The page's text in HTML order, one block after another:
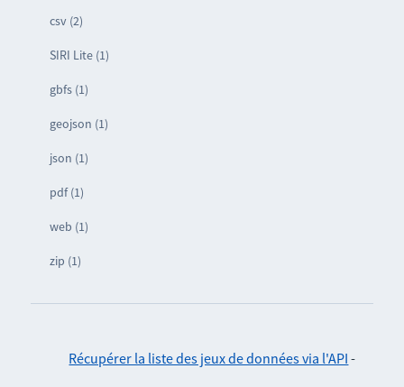
csv (2)
SIRI Lite (1)
gbfs (1)
geojson (1)
json (1)
pdf (1)
web (1)
zip (1)
Récupérer la liste des jeux de données via l'API -